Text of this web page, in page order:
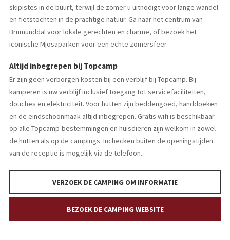
skipistes in de buurt, terwijl de zomer u uitnodigt voor lange wandel-
en fietstochten in de prachtige natuur. Ga naar het centrum van
Brumunddal voor lokale gerechten en charme, of bezoek het
iconische Mjosaparken voor een echte zomersfeer.
Altijd inbegrepen bij Topcamp
Er zijn geen verborgen kosten bij een verblijf bij Topcamp. Bij
kamperen is uw verblijf inclusief toegang tot servicefaciliteiten,
douches en elektriciteit. Voor hutten zijn beddengoed, handdoeken
en de eindschoonmaak altijd inbegrepen. Gratis wifi is beschikbaar
op alle Topcamp-bestemmingen en huisdieren zijn welkom in zowel
de hutten als op de campings. Inchecken buiten de openingstijden
van de receptie is mogelijk via de telefoon.
VERZOEK DE CAMPING OM INFORMATIE
BEZOEK DE CAMPING WEBSITE